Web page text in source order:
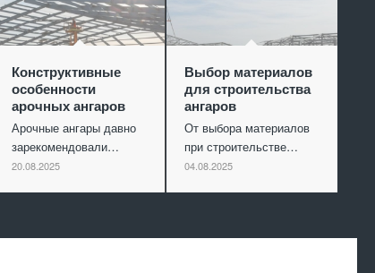
Конструктивные
особенности
арочных ангаров
Арочные ангары давно
зарекомендовали…
20.08.2025
Выбор материалов
для строительства
ангаров
От выбора материалов
при строительстве…
04.08.2025